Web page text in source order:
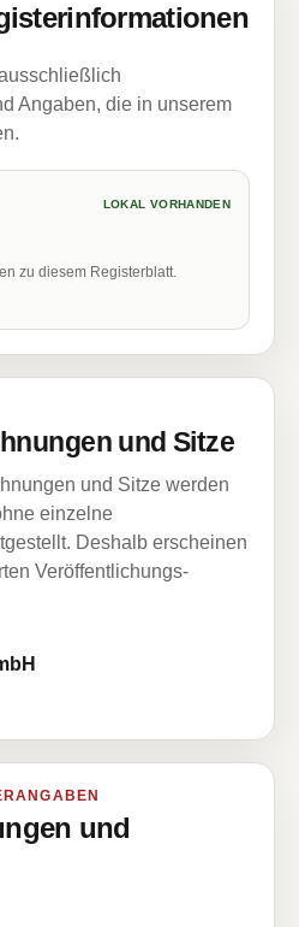
Angaben, die in unserem
LOKAL VORHANDEN
zu diesem Registerblatt.
und Sitze
und Sitze werden
einzelne
Deshalb erscheinen
Veröffentlichungs-
und